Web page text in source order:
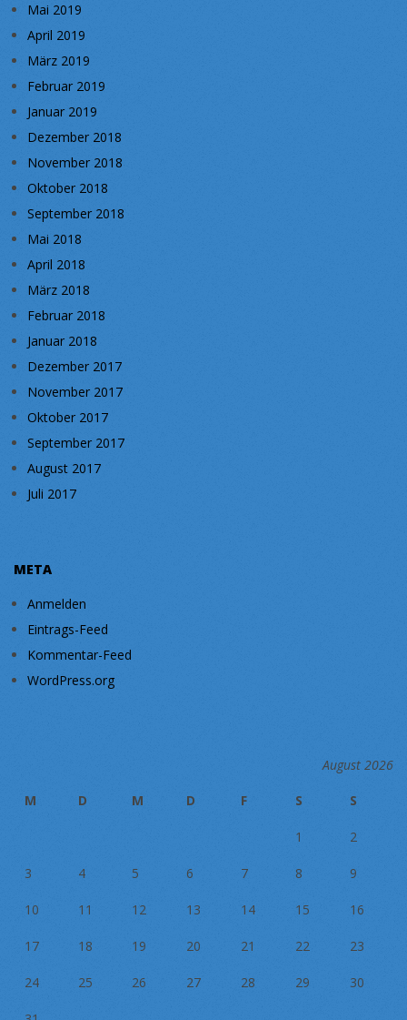
Mai 2019
April 2019
März 2019
Februar 2019
Januar 2019
Dezember 2018
November 2018
Oktober 2018
September 2018
Mai 2018
April 2018
März 2018
Februar 2018
Januar 2018
Dezember 2017
November 2017
Oktober 2017
September 2017
August 2017
Juli 2017
META
Anmelden
Eintrags-Feed
Kommentar-Feed
WordPress.org
August 2026
M D M D F S S
1 2
3 4 5 6 7 8 9
10 11 12 13 14 15 16
17 18 19 20 21 22 23
24 25 26 27 28 29 30